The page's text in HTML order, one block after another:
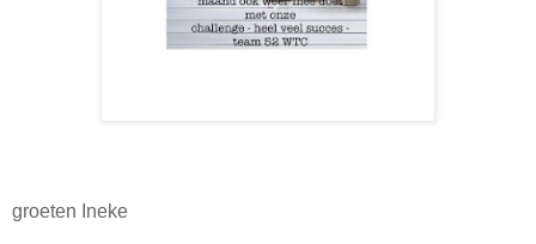
groeten Ineke